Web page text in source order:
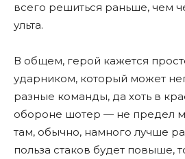
всего решиться раньше, чем
ульта.
В общем, герой кажется
ударником, который может
разные команды, да хоть в
обороне шотер — не предел
там, обычно, намного лучше
польза стаков будет повыше,